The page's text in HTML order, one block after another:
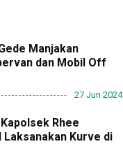
Manjakan
dan Mobil Off
27 Jun 2024
Rhee
Kurve di